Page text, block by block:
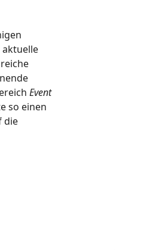
Event
so einen
die